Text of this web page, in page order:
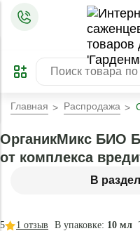
ПРЕДЗАКАЗ
ЛУЧШЕЕ
Главная Распродажа
В
ОрганикМикс БИО
от комплекса
В упаковке: 10 мл
5 1 отзыв